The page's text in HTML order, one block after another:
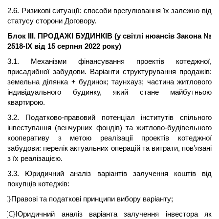
2.6. Ризикові ситуації: способи врегулювання їх залежно від
статусу сторони Договору.
Блок ІІІ. ПРОДАЖІ БУДИНКІВ (у світлі нюансів Закона№
2518-IX від 15 серпня 2022 року)
3.1. Механізми фінансування проектів котеджної,
присадибної забудови. Варіанти структурування продажів:
земельна ділянка + будинок;таунхауз; частина житлового
індивідуального будинку, який стане майбутньою
квартирою.
3.2. Податково-правовий потенціал інститутів спільного
інвестування (венчурних фондів) та житлово-будівельного
кооперативу з метою реалізації проектів котеджної
забудови: перелік актуальних операцій та витрати, пов’язані
з їх реалізацією.
3.3. Юридичний аналіз варіантів залучення коштів від
покупців котеджів:
{C}Правові та податкові принципи вибору варіанту;
{C}Юридичний аналіз варіанта залучення інвестора як